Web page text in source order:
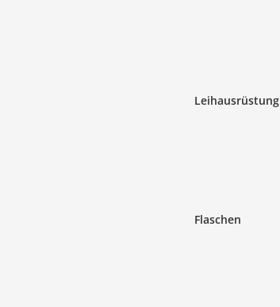
Leihausrüstung
Flaschen